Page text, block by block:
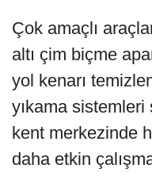
Çok amaçlı
altı çim biçme
yol kenarı
yıkama
kent merkezinde
daha etkin